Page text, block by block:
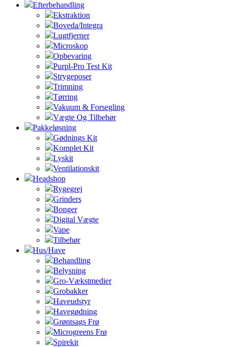
Efterbehandling
Ekstraktion
Boveda/Integra
Lugtfjerner
Microskop
Opbevaring
Purpl-Pro Test Kit
Strygeposer
Trimning
Tørring
Vakuum & Forsegling
Vægte Og Tilbehør
Pakkeløsning
Gødnings Kit
Komplet Kit
Lyskit
Ventilationskit
Headshop
Rygegrej
Grinders
Bonger
Digital Vægte
Vape
Tilbehør
Hus/Have
Behandling
Belysning
Gro-Vækstmedier
Grobakker
Haveudstyr
Havegødning
Grøntsags Frø
Microgreens Frø
Spirekit